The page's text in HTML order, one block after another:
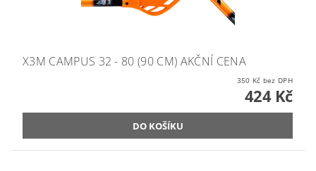
X3M CAMPUS 32 - 80 (90 CM) AKČNÍ CENA
350 Kč bez DPH
424 Kč